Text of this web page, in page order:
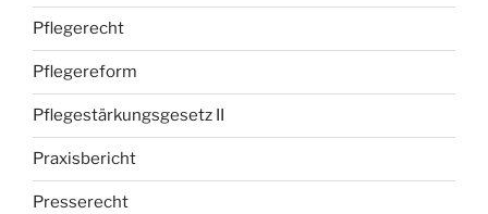
Pflegerecht
Pflegereform
Pflegestärkungsgesetz II
Praxisbericht
Presserecht